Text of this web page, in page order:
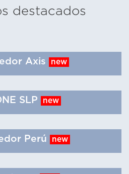
destacados
Axis new
SLP new
Perú new